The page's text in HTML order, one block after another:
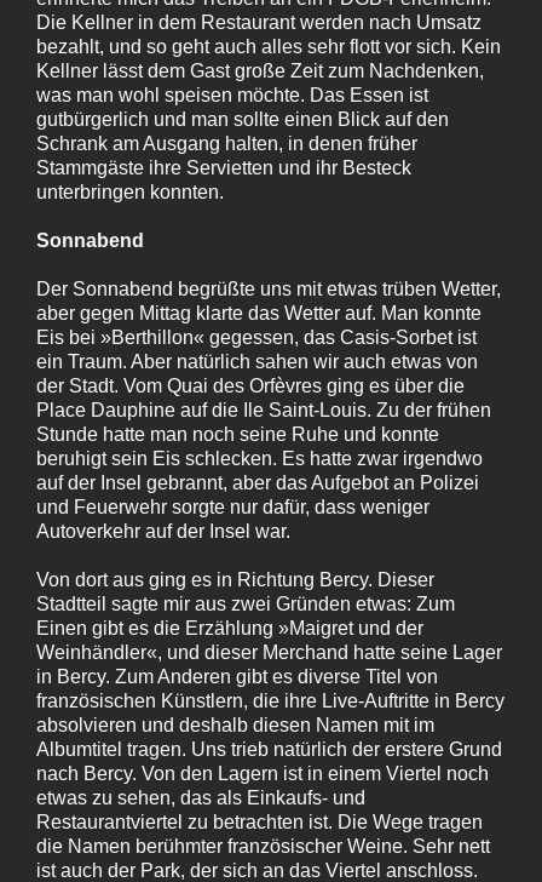
Die Kellner in dem Restaurant werden nach Umsatz
bezahlt, und so geht auch alles sehr flott vor sich. Kein
Kellner lässt dem Gast große Zeit zum Nachdenken,
was man wohl speisen möchte. Das Essen ist
gutbürgerlich und man sollte einen Blick auf den
Schrank am Ausgang halten, in denen früher
Stammgäste ihre Servietten und ihr Besteck
unterbringen konnten.
Sonnabend
Der Sonnabend begrüßte uns mit etwas trüben Wetter,
aber gegen Mittag klarte das Wetter auf. Man konnte
Eis bei »Berthillon« gegessen, das Casis-Sorbet ist
ein Traum. Aber natürlich sahen wir auch etwas von
der Stadt. Vom Quai des Orfèvres ging es über die
Place Dauphine auf die Ile Saint-Louis. Zu der frühen
Stunde hatte man noch seine Ruhe und konnte
beruhigt sein Eis schlecken. Es hatte zwar irgendwo
auf der Insel gebrannt, aber das Aufgebot an Polizei
und Feuerwehr sorgte nur dafür, dass weniger
Autoverkehr auf der Insel war.
Von dort aus ging es in Richtung Bercy. Dieser
Stadtteil sagte mir aus zwei Gründen etwas: Zum
Einen gibt es die Erzählung »Maigret und der
Weinhändler«, und dieser Merchand hatte seine Lager
in Bercy. Zum Anderen gibt es diverse Titel von
französischen Künstlern, die ihre Live-Auftritte in Bercy
absolvieren und deshalb diesen Namen mit im
Albumtitel tragen. Uns trieb natürlich der erstere Grund
nach Bercy. Von den Lagern ist in einem Viertel noch
etwas zu sehen, das als Einkaufs- und
Restaurantviertel zu betrachten ist. Die Wege tragen
die Namen berühmter französischer Weine. Sehr nett
ist auch der Park, der sich an das Viertel anschloss.